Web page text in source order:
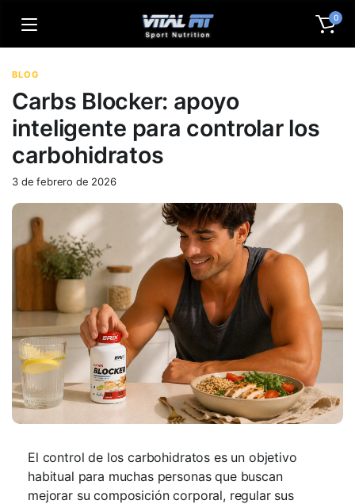
0
BLOG
Carbs Blocker: apoyo
inteligente para controlar los
carbohidratos
3 de febrero de 2026
El control de los carbohidratos es un objetivo
habitual para muchas personas que buscan
mejorar su composición corporal, regular sus